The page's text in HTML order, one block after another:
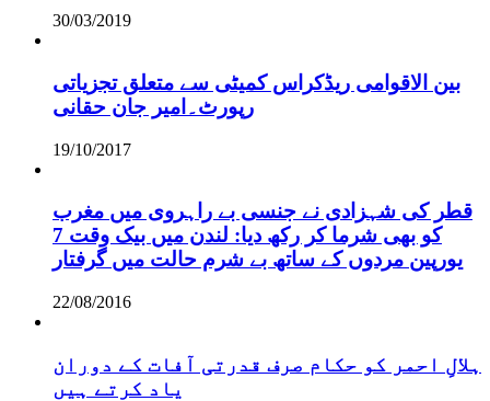
30/03/2019
بین الاقوامی ریڈکراس کمیٹی سے متعلق تجزیاتی
رپورٹ۔امیر جان حقانی
19/10/2017
قطر کی شہزادی نے جنسی بے راہروی میں مغرب
کو بھی شرما کر رکھ دیا: لندن میں بیک وقت 7
یورپین مردوں کے ساتھ بے شرم حالت میں گرفتار
22/08/2016
ہلالِ احمر کو حکام صرف قدرتی آفات کے دوران
یاد کرتے ہیں